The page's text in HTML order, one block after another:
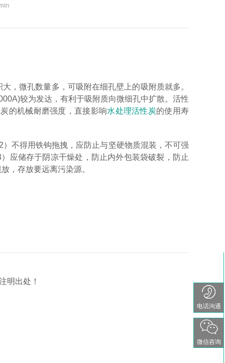
，微孔数量多，可吸附在细孔壁上的吸附质就多。
较为发达，有利于吸附质向微细孔中扩散。活性
的机械耐磨强度，直接影响水处理活性炭的使用寿
不得用铁钩拖拽，应防止与坚硬物质混装，不可强
应储存于阴凉干燥处，防止内外包装袋破裂，防止
，存放要远离污染源。
明出处！
电话沟通
微信咨询